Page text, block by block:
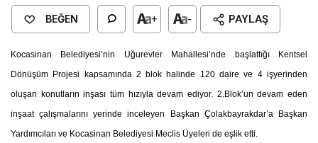
BEĞEN + - PAYLAŞ
Kocasinan Belediyesi’nin Uğurevler Mahallesi’nde başlattığı Kentsel
Dönüşüm Projesi kapsamında 2 blok halinde 120 daire ve 4 işyerinden
oluşan konutların inşası tüm hızıyla devam ediyor. 2.Blok’un devam eden
inşaat çalışmalarını yerinde inceleyen Başkan Çolakbayrakdar’a Başkan
Yardımcıları ve Kocasinan Belediyesi Meclis Üyeleri de eşlik etti.